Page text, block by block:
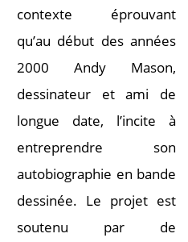
contexte éprouvant
qu’au début des années
2000 Andy Mason,
dessinateur et ami de
longue date, l’incite à
entreprendre son
autobiographie en bande
dessinée. Le projet est
soutenu par de